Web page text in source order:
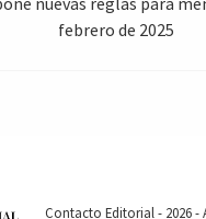
febrero de 2025
Contacto Editorial - 2026 -